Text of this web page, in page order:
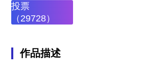
投票
（29728）
作品描述